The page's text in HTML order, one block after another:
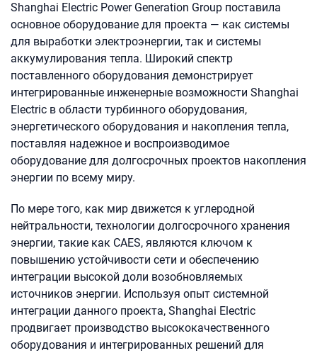
Shanghai Electric Power Generation Group поставила
основное оборудование для проекта — как системы
для выработки электроэнергии, так и системы
аккумулирования тепла. Широкий спектр
поставленного оборудования демонстрирует
интегрированные инженерные возможности Shanghai
Electric в области турбинного оборудования,
энергетического оборудования и накопления тепла,
поставляя надежное и воспроизводимое
оборудование для долгосрочных проектов накопления
энергии по всему миру.
По мере того, как мир движется к углеродной
нейтральности, технологии долгосрочного хранения
энергии, такие как CAES, являются ключом к
повышению устойчивости сети и обеспечению
интеграции высокой доли возобновляемых
источников энергии. Используя опыт системной
интеграции данного проекта, Shanghai Electric
продвигает производство высококачественного
оборудования и интегрированных решений для